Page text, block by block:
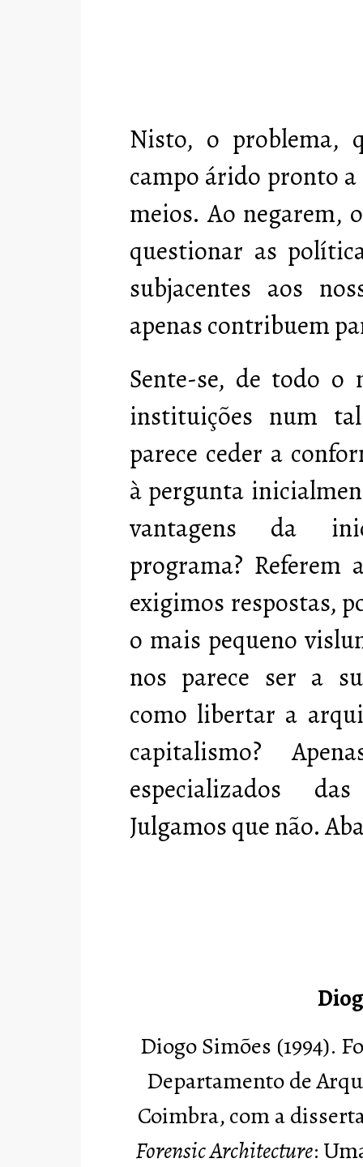
Nisto, o problema,
campo árido pronto
meios. Ao negarem,
questionar as
subjacentes aos
apenas contribuem
Sente-se, de todo o
instituições num
parece ceder a
à pergunta
vantagens da
programa? Referem
exigimos respostas,
o mais pequeno
nos parece ser a
como libertar a
capitalismo?
especializados
Julgamos que não.
Diogo Simões (1994).
Departamento de
Coimbra, com a
Forensic Architecture: